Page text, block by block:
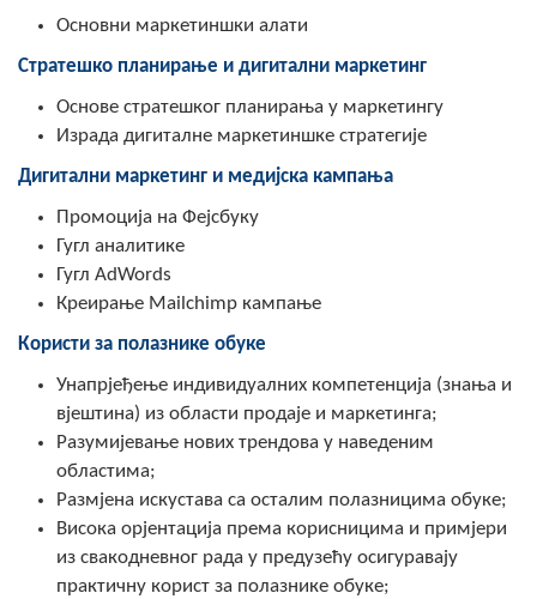
Основни маркетиншки алати
Стратешко планирање и дигитални маркетинг
Основе стратешког планирања у маркетингу
Израда дигиталне маркетиншке стратегије
Дигитални маркетинг и медијска кампања
Промоција на Фејсбуку
Гугл аналитике
Гугл AdWords
Креирање Mailchimp кампање
Користи за полазнике обуке
Унапрјеђење индивидуалних компетенција (знања и
вјештина) из области продаје и маркетинга;
Разумијевање нових трендова у наведеним
областима;
Размјена искустава са осталим полазницима обуке;
Висока орјентација према корисницима и примјери
из свакодневног рада у предузећу осигуравају
практичну корист за полазнике обуке;